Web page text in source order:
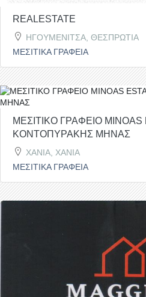
REALESTATE
ΗΓΟΥΜΕΝΙΤΣΑ, ΘΕΣΠΡΩΤΙΑ
ΜΕΣΙΤΙΚΑ ΓΡΑΦΕΙΑ
ΜΕΣΙΤΙΚΟ ΓΡΑΦΕΙΟ MINOAS
ΚΟΝΤΟΠΥΡΑΚΗΣ ΜΗΝΑΣ
ΧΑΝΙΑ, ΧΑΝΙΑ
ΜΕΣΙΤΙΚΑ ΓΡΑΦΕΙΑ